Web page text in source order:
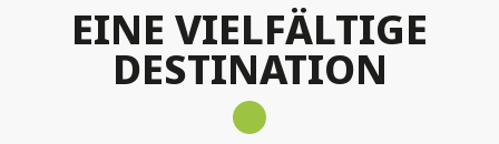
EINE VIELFÄLTIGE
DESTINATION